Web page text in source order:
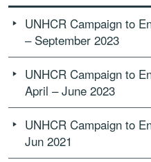
UNHCR Campaign to
– September 2023
UNHCR Campaign to
April – June 2023
UNHCR Campaign to
Jun 2021